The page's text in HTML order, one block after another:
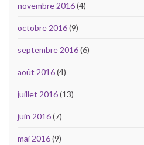
novembre 2016(4)
octobre 2016(9)
septembre 2016(6)
août 2016(4)
juillet 2016(13)
juin 2016(7)
mai 2016(9)